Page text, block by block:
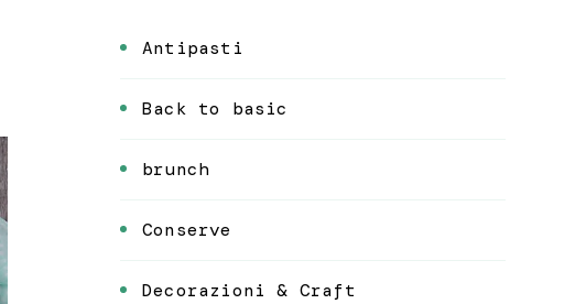
Antipasti
Back to basic
brunch
Conserve
Decorazioni & Craft